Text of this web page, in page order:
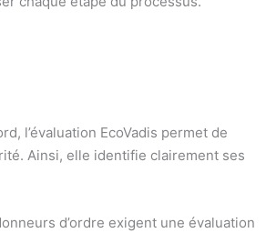
l’évaluation EcoVadis permet de
Ainsi, elle identifie clairement ses
d’ordre exigent une évaluation